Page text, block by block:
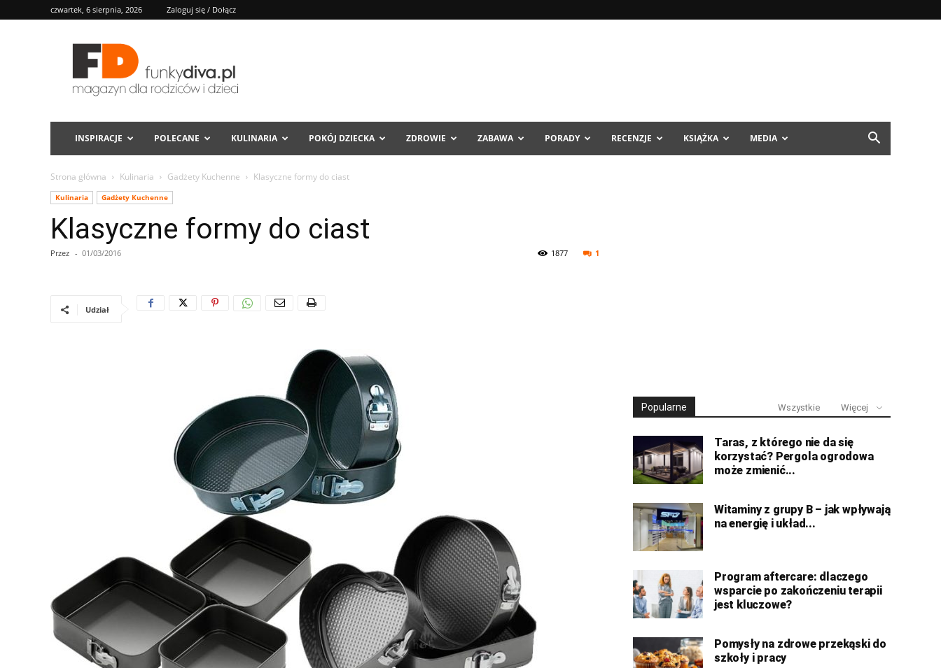
czwartek, 6 sierpnia, 2026 Zaloguj się / Dołącz
FD
INSPIRACJE POLECANE KULINARIA POKÓJ DZIECKA ZDROWIE ZABAWA PORADY RECENZJE KSIĄŻKA MEDIA
Strona główna Kulinaria Gadżety Kuchenne Klasyczne formy do ciast
Kulinaria Gadżety Kuchenne
Klasyczne formy do ciast
Przez - 01/03/2016 1
1877
Udział
Popularne Wszystkie Więcej
Taras, z którego nie da się
korzystać? Pergola ogrodowa
może zmienić...
Witaminy z grupy B – jak wpływają
na energię i układ...
Program aftercare: dlaczego
wsparcie po zakończeniu terapii
jest kluczowe?
Pomysły na zdrowe przekąski do
szkoły i pracy